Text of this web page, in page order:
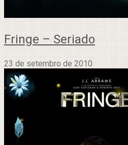
Fringe – Seriado
23 de setembro de 2010